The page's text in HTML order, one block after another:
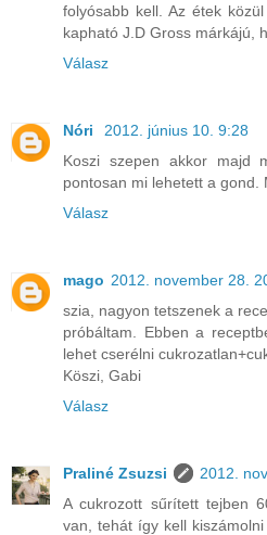
folyósabb kell. Az étek
kapható J.D Gross márkájú,
Válasz
Nóri
2012. június 10. 9:28
Koszi szepen akkor majd
pontosan mi lehetett a gond.
Válasz
mago 2012. november 28.
szia, nagyon tetszenek a
próbáltam. Ebben a
lehet cserélni
Köszi, Gabi
Válasz
Praliné Zsuzsi
2012.
A cukrozott sűrített tejben
van, tehát így kell